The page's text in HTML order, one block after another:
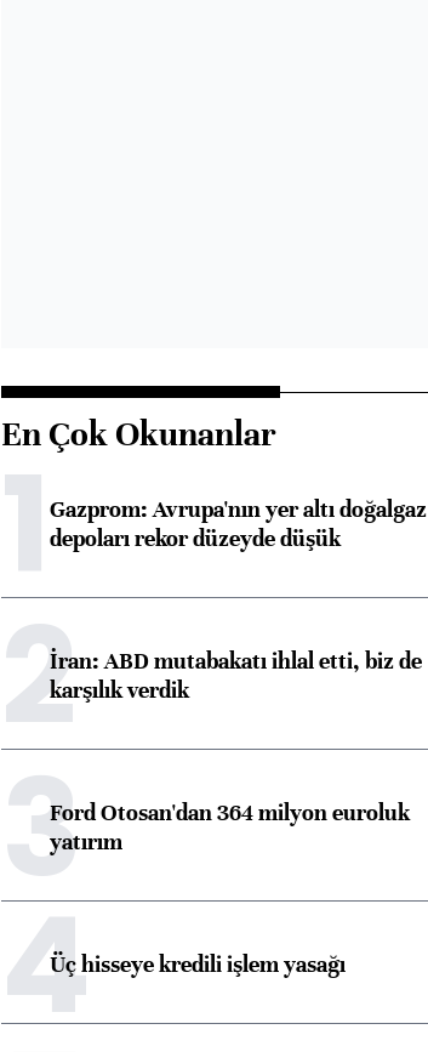
En Çok Okunanlar
1Gazprom: Avrupa'nın yer altı doğalgaz
depoları rekor düzeyde düşük
2İran: ABD mutabakatı ihlal etti, biz de
karşılık verdik
3Ford Otosan'dan 364 milyon euroluk
yatırım
4Üç hisseye kredili işlem yasağı